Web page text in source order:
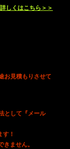
詳しくはこちら＞＞
お見積もりさせて
として『メール
！
ません。